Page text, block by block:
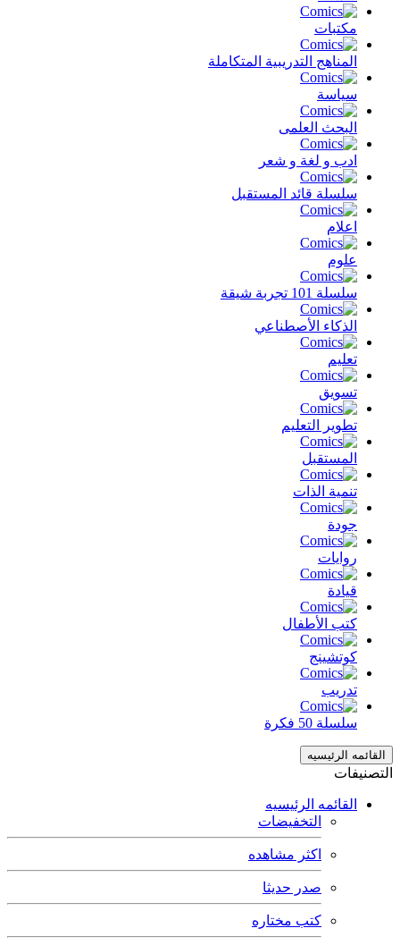
مكتبات
المناهج التدريبية المتكاملة
سياسة
البحث العلمى
ادب و لغة و شعر
سلسلة قائد المستقبل
اعلام
علوم
سلسلة 101 تجربة شيقة
الذكاء الأصطناعي
تعليم
تسويق
تطوير التعليم
المستقبل
تنمية الذات
جودة
روايات
قيادة
كتب الأطفال
كوتشينج
تدريب
سلسلة 50 فكرة
القائمه الرئيسيه
التصنيفات
القائمه الرئيسيه
التخفيضات
اكثر مشاهده
صدر حديثا
كتب مختاره